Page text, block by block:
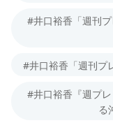
#井口裕香「週刊
#井口裕香「週刊プ
#井口裕香『週プ
る